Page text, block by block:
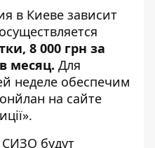
в Киеве зависит
8 000 грн за
месяц. Для
неделе обеспечим
на сайте
будут